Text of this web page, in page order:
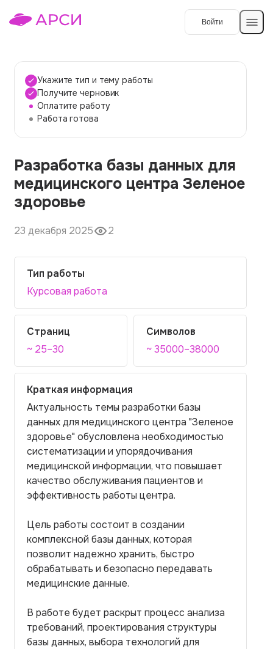
Войти
Темы работ
О сервисе
О компании
Наши гарантии
Вопросы и ответы
Контакты
Укажите тип и тему работы
Получите черновик
Оплатите работу
Работа готова
Разработка базы данных для
медицинского центра Зеленое
здоровье
23 декабря 2025 2
Тип работы
Курсовая работа
Страниц
~ 25–30
Символов
~ 35000–38000
Краткая информация
Актуальность темы разработки базы
данных для медицинского центра "Зеленое
здоровье" обусловлена необходимостью
систематизации и упорядочивания
медицинской информации, что повышает
качество обслуживания пациентов и
эффективность работы центра.
Цель работы состоит в создании
комплексной базы данных, которая
позволит надежно хранить, быстро
обрабатывать и безопасно передавать
медицинские данные.
В работе будет раскрыт процесс анализа
требований, проектирования структуры
базы данных, выбора технологий для